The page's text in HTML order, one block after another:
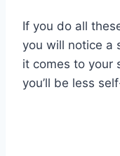
If you do all
you will notice a
it comes to your
you’ll be less